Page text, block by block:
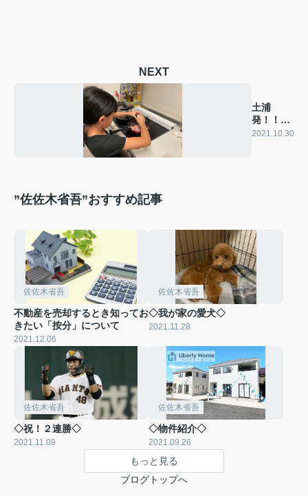
NEXT
土浦
発！！第
１０回 成
2021.10.30
”佐佐木省吾”おすすめ記事
佐佐木省吾
不動産を売却するとき知ってお
きたい「按分」について
2021.12.06
佐佐木省吾
◇我が家の愛犬◇
2021.11.28
佐佐木省吾
◇祝！２連勝◇
2021.11.09
佐佐木省吾
◇物件紹介◇
2021.09.26
もっと見る
ブログトップへ